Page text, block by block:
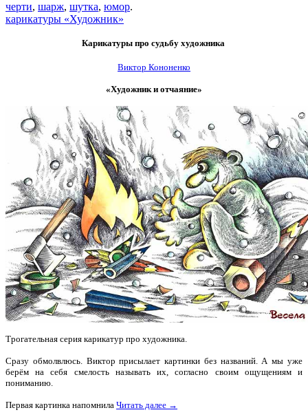
черти, шарж, шутка, юмор.
карикатуры «Художник»
Карикатуры про судьбу художника
Виктор Кононенко
«Художник и отчаяние»
Трогательная серия карикатур про художника.
Сразу обмолвлюсь. Виктор присылает картинки без названий.А мы уже
берём на себя смелость называть их, согласно своим ощущениям и
пониманию.
Первая картинка напомнила Читать далее →